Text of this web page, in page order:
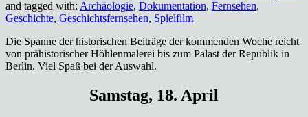
and tagged with: Archäologie, Dokumentation, Fernsehen,
Geschichte, Geschichtsfernsehen, Spielfilm
Die Spanne der historischen Beiträge der kommenden Woche reicht
von prähistorischer Höhlenmalerei bis zum Palast der Republik in
Berlin. Viel Spaß bei der Auswahl.
Samstag, 18. April